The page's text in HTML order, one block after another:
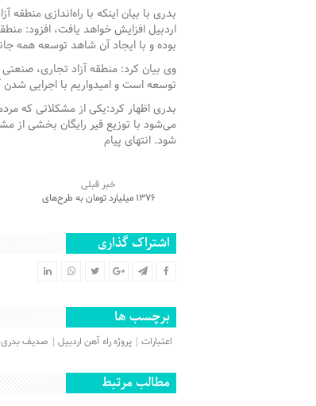
بدری با بیان اینکه با راه‌اندازی
اردبیل افزایش خواهد یافت، افزود:
بوده و با ایجاد آن شاهد توسعه همه‌
وی بیان کرد: منطقه آزاد تجاری،
توسعه است و امیدواریم با اجرایی
بدری اظهار کرد:یکی از مشکلاتی که
می‌شود با توزیع قیر رایگان بخشی از
شود. انتهای پیام
خبر قبلی
۱۳۷۶ میلیارد تومان به طرح‌های
اشتراک گذاری
برچسب ها
اعتبارات پروژه راه آهن اردبیل صدیف بدری
مطالب مرتبط